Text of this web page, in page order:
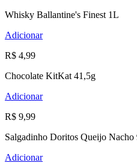
Whisky Ballantine's Finest 1L
Adicionar
R$ 4,99
Chocolate KitKat 41,5g
Adicionar
R$ 9,99
Salgadinho Doritos Queijo Nacho
Adicionar